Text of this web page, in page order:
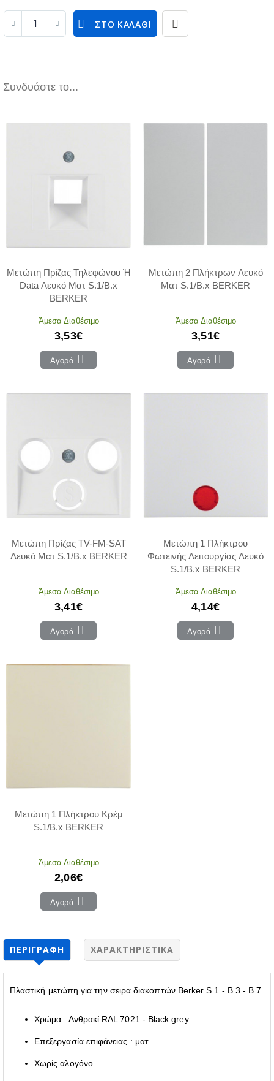
ΣΤΟ ΚΑΛΆΘΙ
Συνδυάστε το...
Μετώπη Πρίζας Τηλεφώνου Ή
Data Λευκό Ματ S.1/B.x
BERKER
Άμεσα Διαθέσιμο
3,53€
Αγορά
Μετώπη 2 Πλήκτρων Λευκό
Ματ S.1/B.x BERKER
Άμεσα Διαθέσιμο
3,51€
Αγορά
Μετώπη Πρίζας TV-FM-SAT
Λευκό Ματ S.1/B.x BERKER
Άμεσα Διαθέσιμο
3,41€
Αγορά
Μετώπη 1 Πλήκτρου
Φωτεινής Λειτουργίας Λευκό
S.1/B.x BERKER
Άμεσα Διαθέσιμο
4,14€
Αγορά
Μετώπη 1 Πλήκτρου Κρέμ
S.1/B.x BERKER
Άμεσα Διαθέσιμο
2,06€
Αγορά
ΠΕΡΙΓΡΑΦΉ ΧΑΡΑΚΤΗΡΙΣΤΙΚΆ
Πλαστική μετώπη για την σειρα διακοπτών Berker S.1 - B.3 - B.7
Χρώμα : Ανθρακί RAL 7021 - Black grey
Επεξεργασία επιφάνειας : ματ
Χωρίς αλογόνο